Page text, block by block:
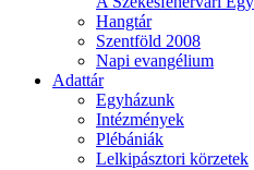
Hangtár
Szentföld 2008
Napi evangélium
Adattár
Egyházunk
Intézmények
Plébániák
Lelkipásztori körzetek